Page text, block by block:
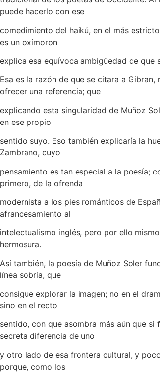
puede hacerlo con ese
comedimiento del haikú, en el más
es un oxímoron
explica esa equívoca ambigüedad de que
Esa es la razón de que se citara a
ofrecer una referencia; que
explicando esta singularidad de Muñoz
en ese propio
sentido suyo. Eso también explicaría la
Zambrano, cuyo
pensamiento es tan especial a la poesía;
primero, de la ofrenda
modernista a los pies románticos de
afrancesamiento al
intelectualismo inglés, pero por ello
hermosura.
Así también, la poesía de Muñoz Soler
línea sobria, que
consigue explorar la imagen; no en el
sino en el recto
sentido, con que asombra más aún que si
secreta diferencia de uno
y otro lado de esa frontera cultural, y
porque, como los